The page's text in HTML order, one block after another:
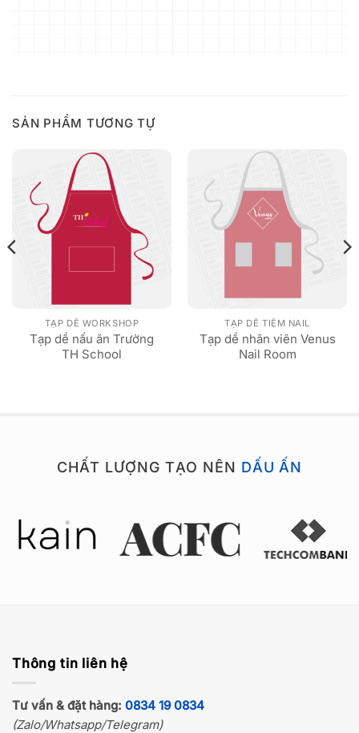
SẢN PHẨM TƯƠNG TỰ
TẠP DỀ WORKSHOP
Tạp dề nấu ăn Trường
TH School
TẠP DỀ TIỆM NAIL
Tạp dề nhân viên Venus
Nail Room
CHẤT LƯỢNG TẠO NÊN DẤU ẤN
Thông tin liên hệ
Tư vấn & đặt hàng: 0834 19 0834
(Zalo/Whatsapp/Telegram)